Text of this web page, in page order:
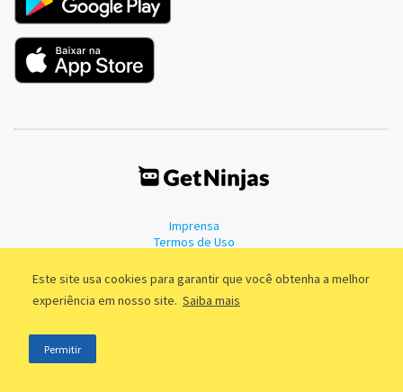
Este site usa cookies para garantir que você obtenha a melhor
experiência em nosso site. Saiba mais
Permitir
Imprensa
Termos de Uso
©2011 - 2026, GetNinjas LTDA. CNPJ 55.744.877/0001-89 - Rua Dr.
Fernandes Coelho, 85 - 3º andar - São Paulo/SP - Brasil